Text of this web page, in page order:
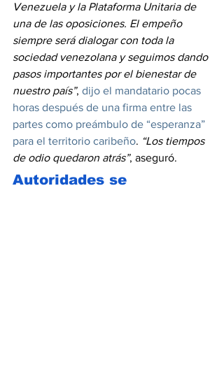
Venezuela y la Plataforma Unitaria de
una de las oposiciones. El empeño
siempre será dialogar con toda la
sociedad venezolana y seguimos dando
pasos importantes por el bienestar de
nuestro país”, dijo el mandatario pocas
horas después de una firma entre las
partes como preámbulo de “esperanza”
para el territorio caribeño. “Los tiempos
de odio quedaron atrás”, aseguró.
Autoridades se